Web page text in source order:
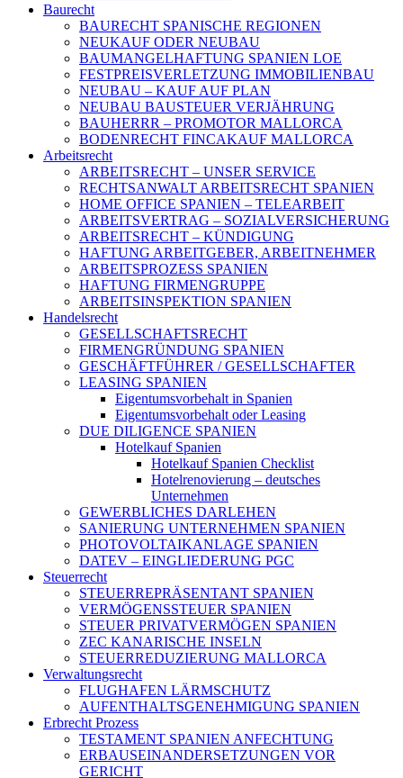
Baurecht
BAURECHT SPANISCHE REGIONEN
NEUKAUF ODER NEUBAU
BAUMANGELHAFTUNG SPANIEN LOE
FESTPREISVERLETZUNG IMMOBILIENBAU
NEUBAU – KAUF AUF PLAN
NEUBAU BAUSTEUER VERJÄHRUNG
BAUHERRR – PROMOTOR MALLORCA
BODENRECHT FINCAKAUF MALLORCA
Arbeitsrecht
ARBEITSRECHT – UNSER SERVICE
RECHTSANWALT ARBEITSRECHT SPANIEN
HOME OFFICE SPANIEN – TELEARBEIT
ARBEITSVERTRAG – SOZIALVERSICHERUNG
ARBEITSRECHT – KÜNDIGUNG
HAFTUNG ARBEITGEBER, ARBEITNEHMER
ARBEITSPROZESS SPANIEN
HAFTUNG FIRMENGRUPPE
ARBEITSINSPEKTION SPANIEN
Handelsrecht
GESELLSCHAFTSRECHT
FIRMENGRÜNDUNG SPANIEN
GESCHÄFTFÜHRER / GESELLSCHAFTER
LEASING SPANIEN
Eigentumsvorbehalt in Spanien
Eigentumsvorbehalt oder Leasing
DUE DILIGENCE SPANIEN
Hotelkauf Spanien
Hotelkauf Spanien Checklist
Hotelrenovierung – deutsches
Unternehmen
GEWERBLICHES DARLEHEN
SANIERUNG UNTERNEHMEN SPANIEN
PHOTOVOLTAIKANLAGE SPANIEN
DATEV – EINGLIEDERUNG PGC
Steuerrecht
STEUERREPRÄSENTANT SPANIEN
VERMÖGENSSTEUER SPANIEN
STEUER PRIVATVERMÖGEN SPANIEN
ZEC KANARISCHE INSELN
STEUERREDUZIERUNG MALLORCA
Verwaltungsrecht
FLUGHAFEN LÄRMSCHUTZ
AUFENTHALTSGENEHMIGUNG SPANIEN
Erbrecht Prozess
TESTAMENT SPANIEN ANFECHTUNG
ERBAUSEINANDERSETZUNGEN VOR
GERICHT